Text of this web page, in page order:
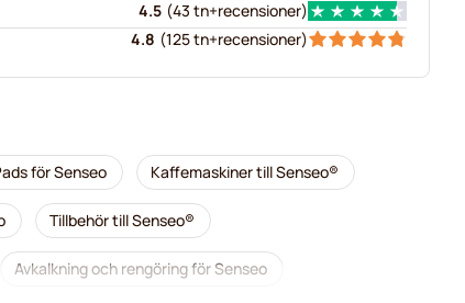
4.5 (43 tn+recensioner)
4.8 (125 tn+recensioner)
för Senseo Kaffemaskiner till Senseo®
Tillbehör till Senseo®
Avkalkning och rengöring för Senseo